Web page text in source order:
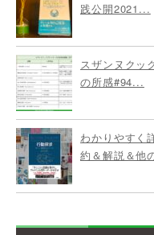
践公開2021...
スザンヌクッ
の所感#94...
わかりやすく
約＆解説＆他